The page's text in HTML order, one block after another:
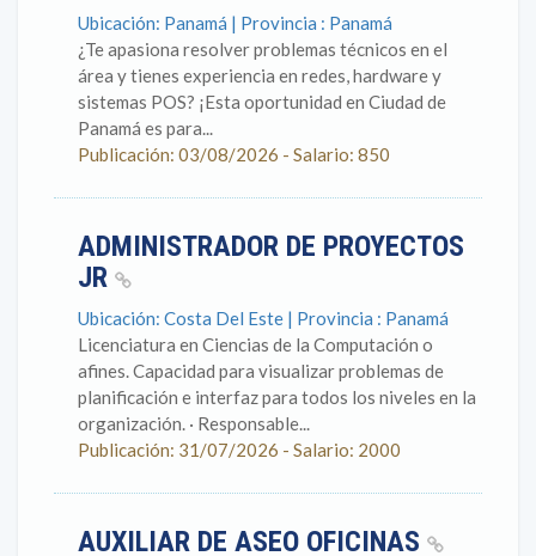
Ubicación: Panamá | Provincia : Panamá
¿Te apasiona resolver problemas técnicos en el
área y tienes experiencia en redes, hardware y
sistemas POS? ¡Esta oportunidad en Ciudad de
Panamá es para...
Publicación: 03/08/2026 - Salario: 850
ADMINISTRADOR DE PROYECTOS
JR
Ubicación: Costa Del Este | Provincia : Panamá
Licenciatura en Ciencias de la Computación o
afines. Capacidad para visualizar problemas de
planificación e interfaz para todos los niveles en la
organización. · Responsable...
Publicación: 31/07/2026 - Salario: 2000
AUXILIAR DE ASEO OFICINAS